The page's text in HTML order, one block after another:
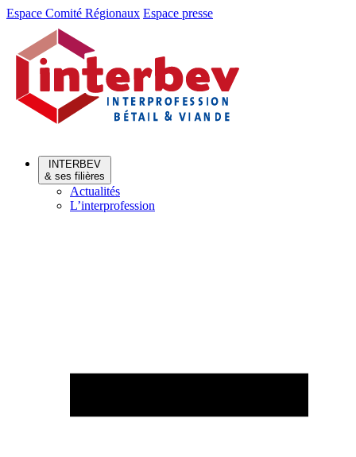
Aller
Aller
contenu
Espace Comité Régionaux Espace presse
INTERBEV
& ses filières
Actualités
L’interprofession